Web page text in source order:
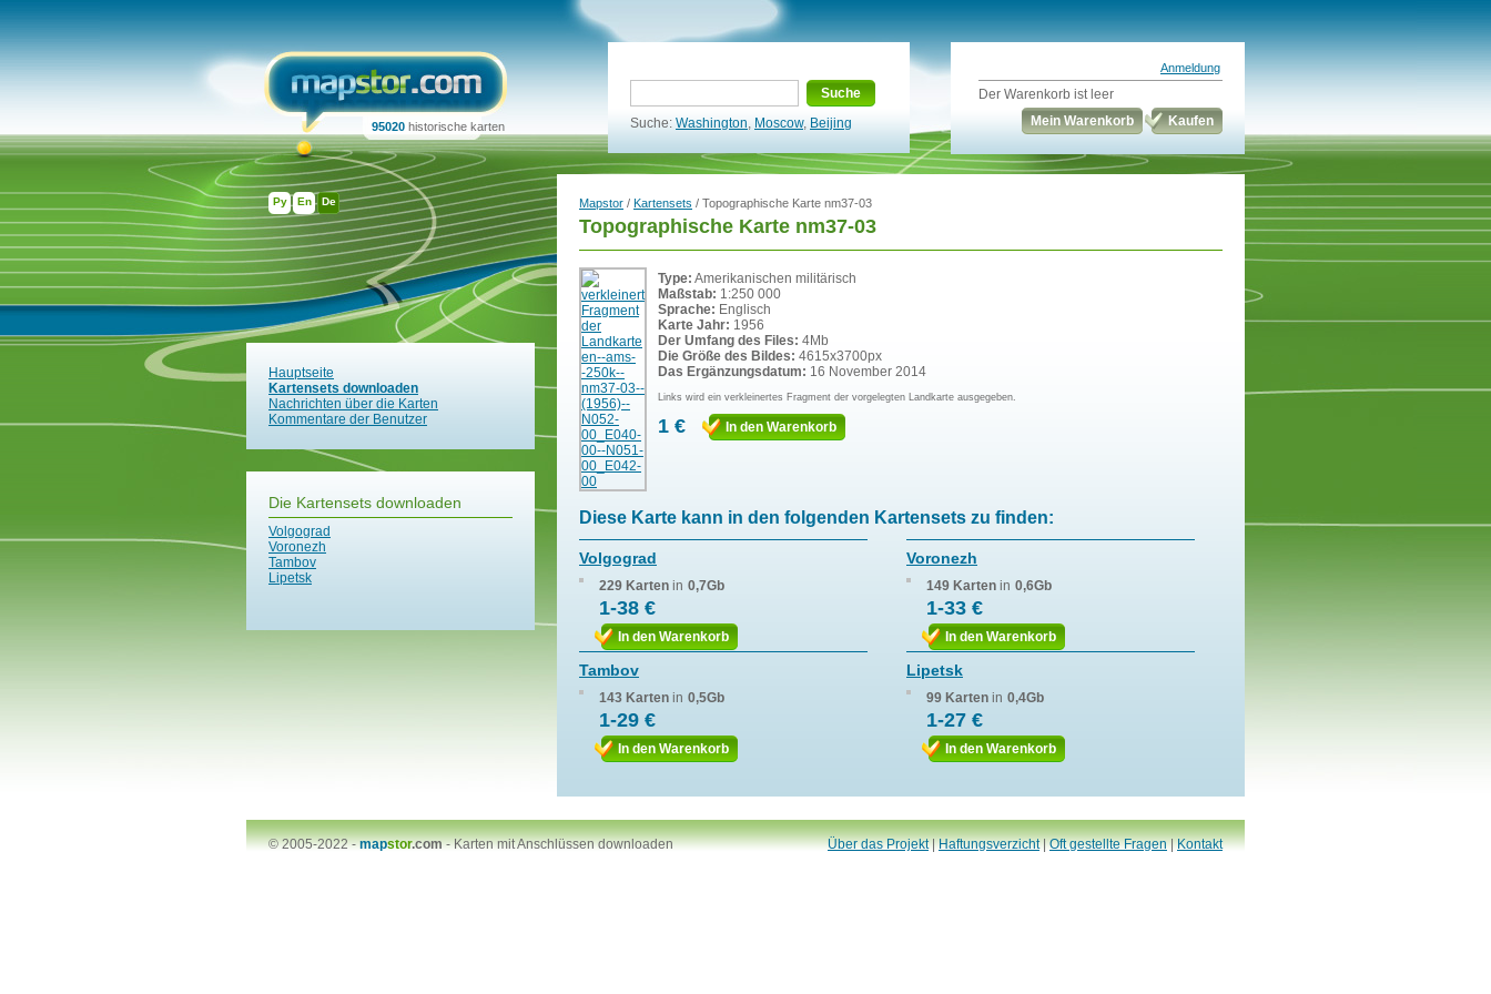
Ру En De
95020 historische karten
Suche
Suche: Washington, Moscow, Beijing
Anmeldung
Der Warenkorb ist leer
Mein Warenkorb
Kaufen
Hauptseite
Kartensets downloaden
Nachrichten über die Karten
Kommentare der Benutzer
Die Kartensets downloaden
Volgograd
Voronezh
Tambov
Lipetsk
Mapstor / Kartensets / Topographische Karte nm37-03
Topographische Karte nm37-03
Type: Amerikanischen militärisch
Maßstab: 1:250 000
Sprache: Englisch
Karte Jahr: 1956
Der Umfang des Files: 4Mb
Die Größe des Bildes: 4615x3700px
Das Ergänzungsdatum: 16 November 2014
Links wird ein verkleinertes Fragment der vorgelegten Landkarte ausgegeben.
1 € In den Warenkorb
Diese Karte kann in den folgenden Kartensets zu finden:
Volgograd
229 Karten in 0,7Gb
1-38 €
In den Warenkorb
Voronezh
149 Karten in 0,6Gb
1-33 €
In den Warenkorb
Tambov
143 Karten in 0,5Gb
1-29 €
In den Warenkorb
Lipetsk
99 Karten in 0,4Gb
1-27 €
In den Warenkorb
© 2005-2022 -mapstor.com-Karten mit Anschlüssen downloaden Über das Projekt|Haftungsverzicht|Oft gestellte Fragen|Kontakt